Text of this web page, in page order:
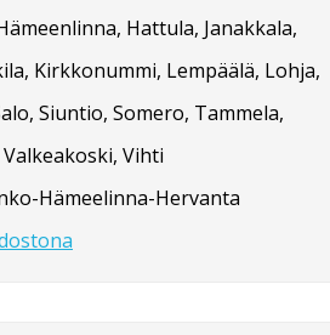
Hattula, Janakkala,
Kirkkonummi, Lempäälä, Lohja,
Siuntio, Somero, Tammela,
Vihti
Hämeelinna-Hervanta